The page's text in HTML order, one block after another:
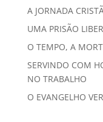
A JORNADA
UMA PRISÃO
O TEMPO, A
SERVINDO COM
NO TRABALHO
O EVANGELHO